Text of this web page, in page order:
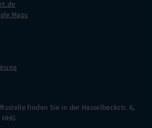
Maps
finden Sie in der Hasselbeckstr. 6,